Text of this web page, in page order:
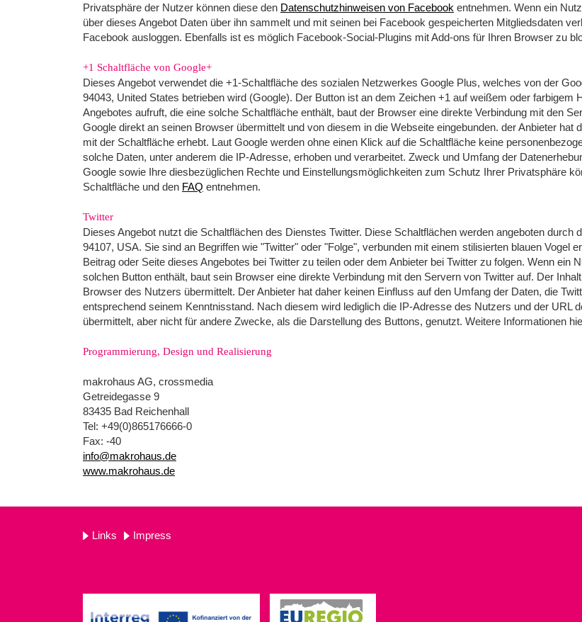
Privatsphäre der Nutzer können diese den Datenschutzhinweisen von Facebook entnehmen. Wenn ein
über dieses Angebot Daten über ihn sammelt und mit seinen bei Facebook gespeicherten Mitgliedsdaten
Facebook ausloggen. Ebenfalls ist es möglich Facebook-Social-Plugins mit Add-ons für Ihren Browser zu
+1 Schaltfläche von Google+
Dieses Angebot verwendet die +1-Schaltfläche des sozialen Netzwerkes Google Plus, welches von der
94043, United States betrieben wird (Google). Der Button ist an dem Zeichen +1 auf weißem oder farbigem
Angebotes aufruft, die eine solche Schaltfläche enthält, baut der Browser eine direkte Verbindung mit den
Google direkt an seinen Browser übermittelt und von diesem in die Webseite eingebunden. der Anbieter
mit der Schaltfläche erhebt. Laut Google werden ohne einen Klick auf die Schaltfläche keine
solche Daten, unter anderem die IP-Adresse, erhoben und verarbeitet. Zweck und Umfang der
Google sowie Ihre diesbezüglichen Rechte und Einstellungsmöglichkeiten zum Schutz Ihrer Privatsphäre
Schaltfläche und den FAQ entnehmen.
Twitter
Dieses Angebot nutzt die Schaltflächen des Dienstes Twitter. Diese Schaltflächen werden angeboten
94107, USA. Sie sind an Begriffen wie "Twitter" oder "Folge", verbunden mit einem stilisierten blauen Vogel
Beitrag oder Seite dieses Angebotes bei Twitter zu teilen oder dem Anbieter bei Twitter zu folgen. Wenn ein
solchen Button enthält, baut sein Browser eine direkte Verbindung mit den Servern von Twitter auf. Der
Browser des Nutzers übermittelt. Der Anbieter hat daher keinen Einfluss auf den Umfang der Daten, die
entsprechend seinem Kenntnisstand. Nach diesem wird lediglich die IP-Adresse des Nutzers und der URL
übermittelt, aber nicht für andere Zwecke, als die Darstellung des Buttons, genutzt. Weitere Informationen
Programmierung, Design und Realisierung
makrohaus AG, crossmedia
Getreidegasse 9
83435 Bad Reichenhall
Tel: +49(0)865176666-0
Fax: -40
info@makrohaus.de
www.makrohaus.de
Links Impress